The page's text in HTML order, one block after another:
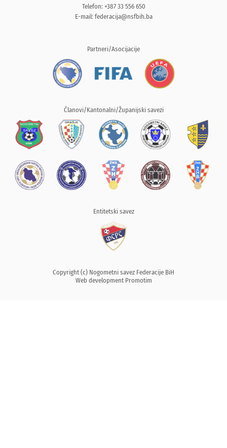
Telefon: +387 33 556 650
E-mail: federacija@nsfbih.ba
Partneri/Asocijacije
Članovi/Kantonalni/Županijski savezi
Entitetski savez
Copyright (c) Nogometni savez Federacije BiH
Web development Promotim